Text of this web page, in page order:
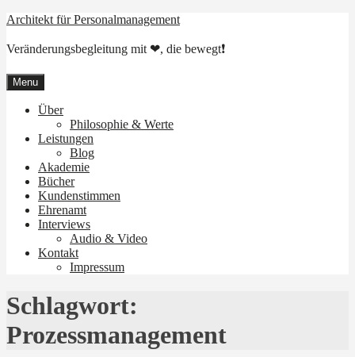
Skip
content
Architekt für Personalmanagement
Veränderungsbegleitung mit ❤, die bewegt❗
Menu
Über
Philosophie & Werte
Leistungen
Blog
Akademie
Bücher
Kundenstimmen
Ehrenamt
Interviews
Audio & Video
Kontakt
Impressum
Schlagwort:
Prozessmanagement